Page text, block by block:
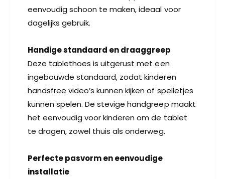
eenvoudig schoon te maken, ideaal voor
dagelijks gebruik.
Handige standaard en draaggreep
Deze tablethoes is uitgerust met een
ingebouwde standaard, zodat kinderen
handsfree video’s kunnen kijken of spelletjes
kunnen spelen. De stevige handgreep maakt
het eenvoudig voor kinderen om de tablet
te dragen, zowel thuis als onderweg.
Perfecte pasvorm en eenvoudige
installatie